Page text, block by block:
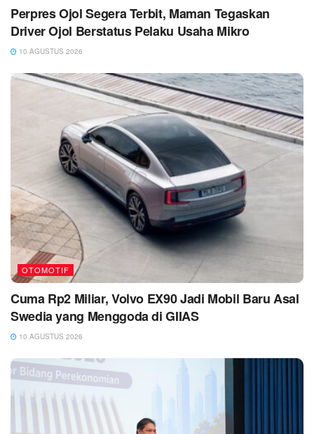
Perpres Ojol Segera Terbit, Maman Tegaskan
Driver Ojol Berstatus Pelaku Usaha Mikro
10 AGUSTUS 2026
OTOMOTIF
Cuma Rp2 Miliar, Volvo EX90 Jadi Mobil Baru Asal
Swedia yang Menggoda di GIIAS
10 AGUSTUS 2026